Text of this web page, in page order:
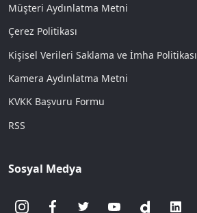
Müşteri Aydınlatma Metni
Çerez Politikası
Kişisel Verileri Saklama ve İmha Politikası
Kamera Aydınlatma Metni
KVKK Başvuru Formu
RSS
Sosyal Medya